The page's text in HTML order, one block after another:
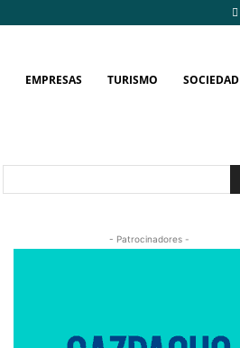
EMPRESAS TURISMO SOCIEDAD
- Patrocinadores -